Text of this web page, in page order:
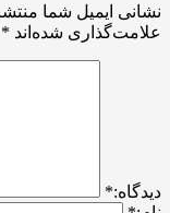
نشانی ایمیل شما
علامت‌گذاری شده‌اند *
ديدگاه:*